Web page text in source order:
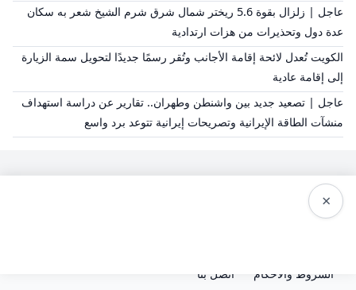
عاجل | زلزال بقوة 5.6 ريختر شمال شرق شرم الشيخ شعر به سكان
عدة دول وتحذيرات من هزات ارتدادية
الكويت تُعدل لائحة إقامة الأجانب وتُقر رسمًا جديدًا لتحويل سمة الزيارة
إلى إقامة عادية
عاجل | تصعيد جديد بين واشنطن وطهران.. تقارير عن دراسة استهداف
منشآت الطاقة الإيرانية وتصريحات إيرانية تتوعد برد واسع
×
الشروط والاحكام اتصل بنا